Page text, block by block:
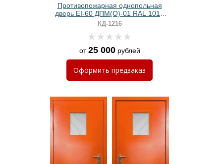
Противопожарная однопольная
дверь EI-60 ДПМ(О)-01 RAL 1012
желтая с узким прямоугольным
стеклом
КД-1216
от25 000рублей
Оформить предзаказ